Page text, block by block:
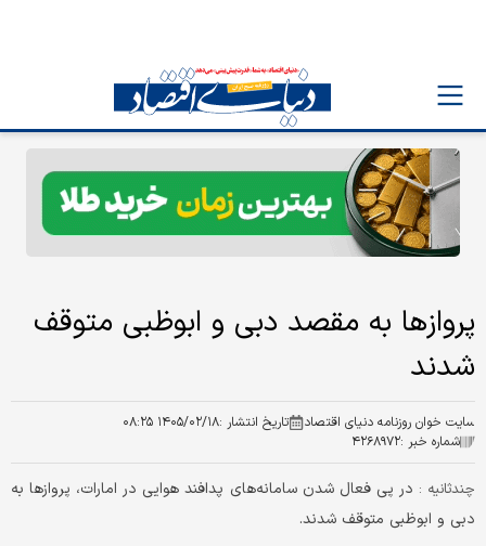
پروازها به مقصد دبی و ابوظبی متوقف
شدند
سایت خوان روزنامه دنیای اقتصاد تاریخ انتشار :۱۴۰۵/۰۲/۱۸ ۰۸:۲۵
شماره خبر :۴۲۶۸۹۷۲
چندثانیه : در پی فعال شدن سامانه‌های پدافند هوایی در امارات، پروازها به
دبی و ابوظبی متوقف شدند.